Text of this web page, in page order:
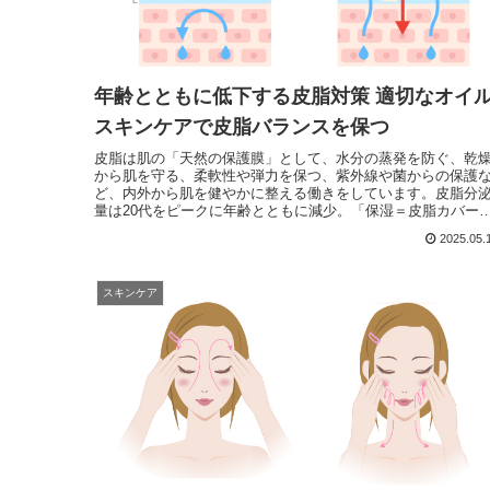
年齢とともに低下する皮脂対策 適切なオイ
スキンケアで皮脂バランスを保つ
皮脂は肌の「天然の保護膜」として、水分の蒸発を防ぐ、乾
から肌を守る、柔軟性や弾力を保つ、紫外線や菌からの保護
ど、内外から肌を健やかに整える働きをしています。皮脂分
量は20代をピークに年齢とともに減少。「保湿＝皮脂カバー
適切なスキンケアで皮脂バランスを保つことが大切。
スキンケア